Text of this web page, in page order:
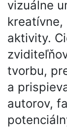
vizuálne
kreatívne,
aktivity.
tvorbu,
a
autorov,